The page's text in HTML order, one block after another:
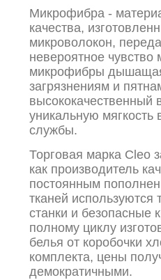
Микрофибра -
качества,
микроволокон,
невероятное чувство
микрофибры
загрязнениям и
высококачественный
уникальную мягкость
службы.
Торговая марка Cleo
как производитель
постоянным
тканей используются
станки и безопасные
полному циклу
белья от коробочки
комплекта, цены
демократичными.